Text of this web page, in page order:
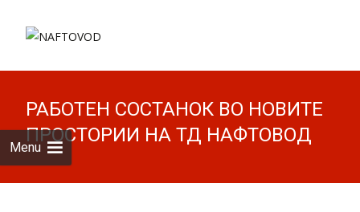
Menu
РАБОТЕН СОСТАНОК ВО НОВИТЕ
ПРОСТОРИИ НА ТД НАФТОВОД